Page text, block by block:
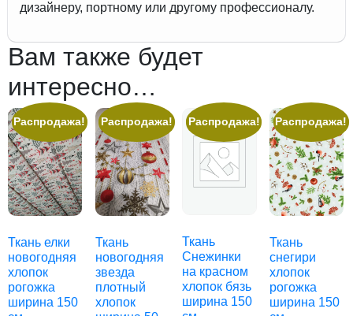
дизайнеру, портному или другому профессионалу.
Вам также будет
интересно…
Распродажа!
Ткань елки
новогодняя
хлопок
рогожка
ширина 150
Распродажа!
Ткань
новогодняя
звезда
плотный
хлопок
Распродажа!
Ткань
Снежинки
на красном
хлопок бязь
ширина 150
Распродажа!
Ткань
снегири
хлопок
рогожка
ширина 150